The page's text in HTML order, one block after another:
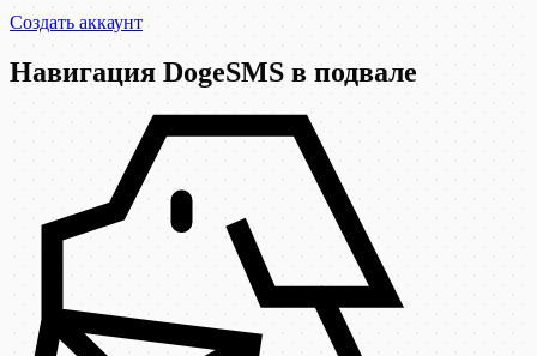
Создать аккаунт
Навигация DogeSMS в подвале